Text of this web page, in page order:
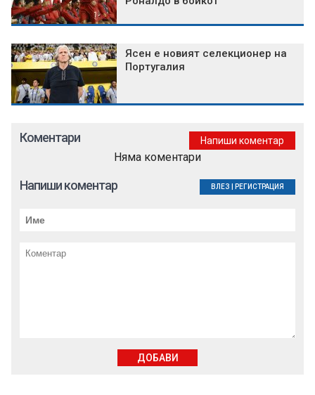
Ясен е новият селекционер на
Португалия
Коментари Напиши коментар
Няма коментари
Напиши коментар ВЛЕЗ РЕГИСТРАЦИЯ
ДОБАВИ